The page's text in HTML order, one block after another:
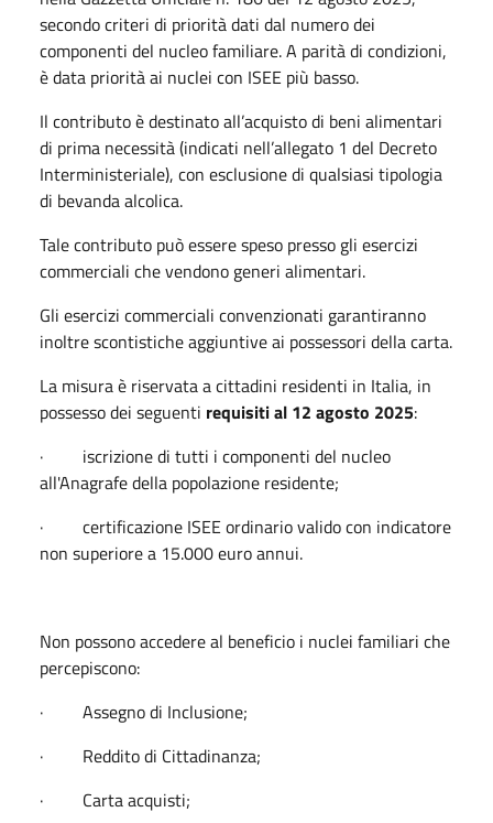
secondo criteri di priorità dati dal numero dei
componenti del nucleo familiare. A parità di condizioni,
è data priorità ai nuclei con ISEE più basso.
Il contributo è destinato all’acquisto di beni alimentari
di prima necessità (indicati nell’allegato 1 del Decreto
Interministeriale), con esclusione di qualsiasi tipologia
di bevanda alcolica.
Tale contributo può essere speso presso gli esercizi
commerciali che vendono generi alimentari.
Gli esercizi commerciali convenzionati garantiranno
inoltre scontistiche aggiuntive ai possessori della carta.
La misura è riservata a cittadini residenti in Italia, in
possesso dei seguenti requisiti al 12 agosto 2025:
· iscrizione di tutti i componenti del nucleo
all'Anagrafe della popolazione residente;
· certificazione ISEE ordinario valido con indicatore
non superiore a 15.000 euro annui.
Non possono accedere al beneficio i nuclei familiari che
percepiscono:
· Assegno di Inclusione;
· Reddito di Cittadinanza;
· Carta acquisti;